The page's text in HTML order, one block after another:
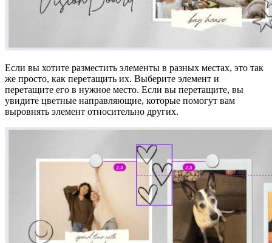
Если вы хотите разместить элементы в разных местах, это так
же просто, как перетащить их. Выберите элемент и
перетащите его в нужное место. Если вы перетащите, вы
увидите цветные направляющие, которые помогут вам
выровнять элемент относительно других.